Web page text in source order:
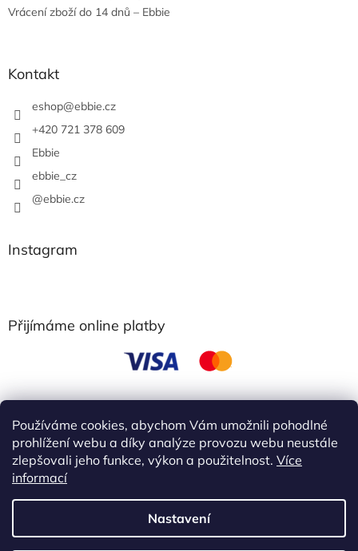
Používáme cookies, abychom Vám umožnili pohodlné
prohlížení webu a díky analýze provozu webu neustále
zlepšovali jeho funkce, výkon a použitelnost. Více
informací
Nastavení
Vrácení zboží do 14 dnů – Ebbie
Kontakt
eshop@ebbie.cz
+420 721 378 609
Ebbie
ebbie_cz
@ebbie.cz
Instagram
Přijímáme online platby
obchodní podmínky